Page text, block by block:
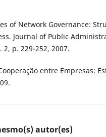
of Network Governance:
Journal of Public
2, p. 229-252, 2007.
Cooperação entre Empresas:
autor(es)